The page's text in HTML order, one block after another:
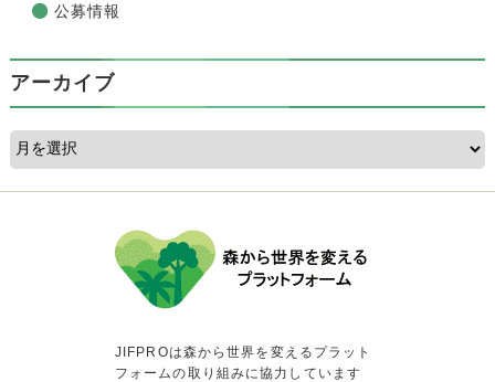
公募情報
アーカイブ
JIFPROは森から世界を変えるプラット
フォームの取り組みに協力しています